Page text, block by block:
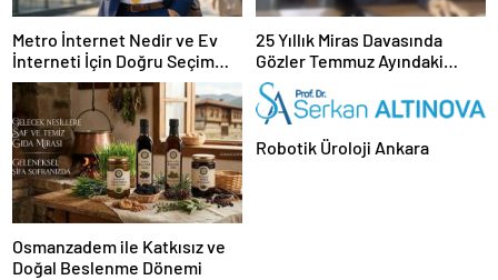
Metro İnternet Nedir ve Ev
İnterneti İçin Doğru Seçim
Nasıl Yapılır
25 Yıllık Miras Davasında
Gözler Temmuz Ayındaki
Karar Duruşmasına Çevrildi
Osmanzadem ile Katkısız ve
Doğal Beslenme Dönemi
Robotik Üroloji Ankara